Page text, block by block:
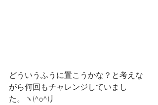
どういうふうに置こうかな？と考えな
がら何回もチャレンジしていまし
た。ヽ(^o^)丿